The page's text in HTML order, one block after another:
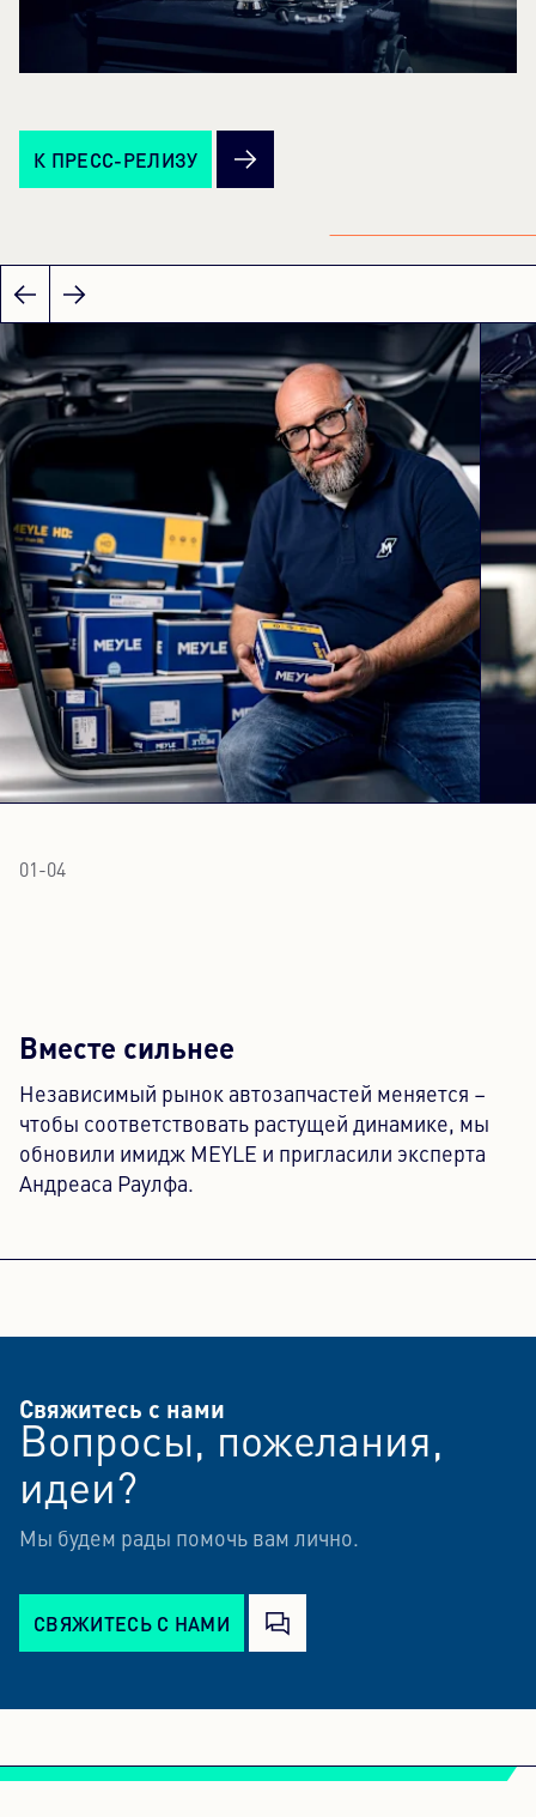
К ПРЕСС-РЕЛИЗУ
01 -04
Вместе сильнее
Независимый рынок автозапчастей меняется –
чтобы соответствовать растущей динамике, мы
обновили имидж MEYLE и пригласили эксперта
Андреаса Раулфа.
Свяжитесь с нами
Вопросы, пожелания,
идеи?
Мы будем рады помочь вам лично.
СВЯЖИТЕСЬ С НАМИ